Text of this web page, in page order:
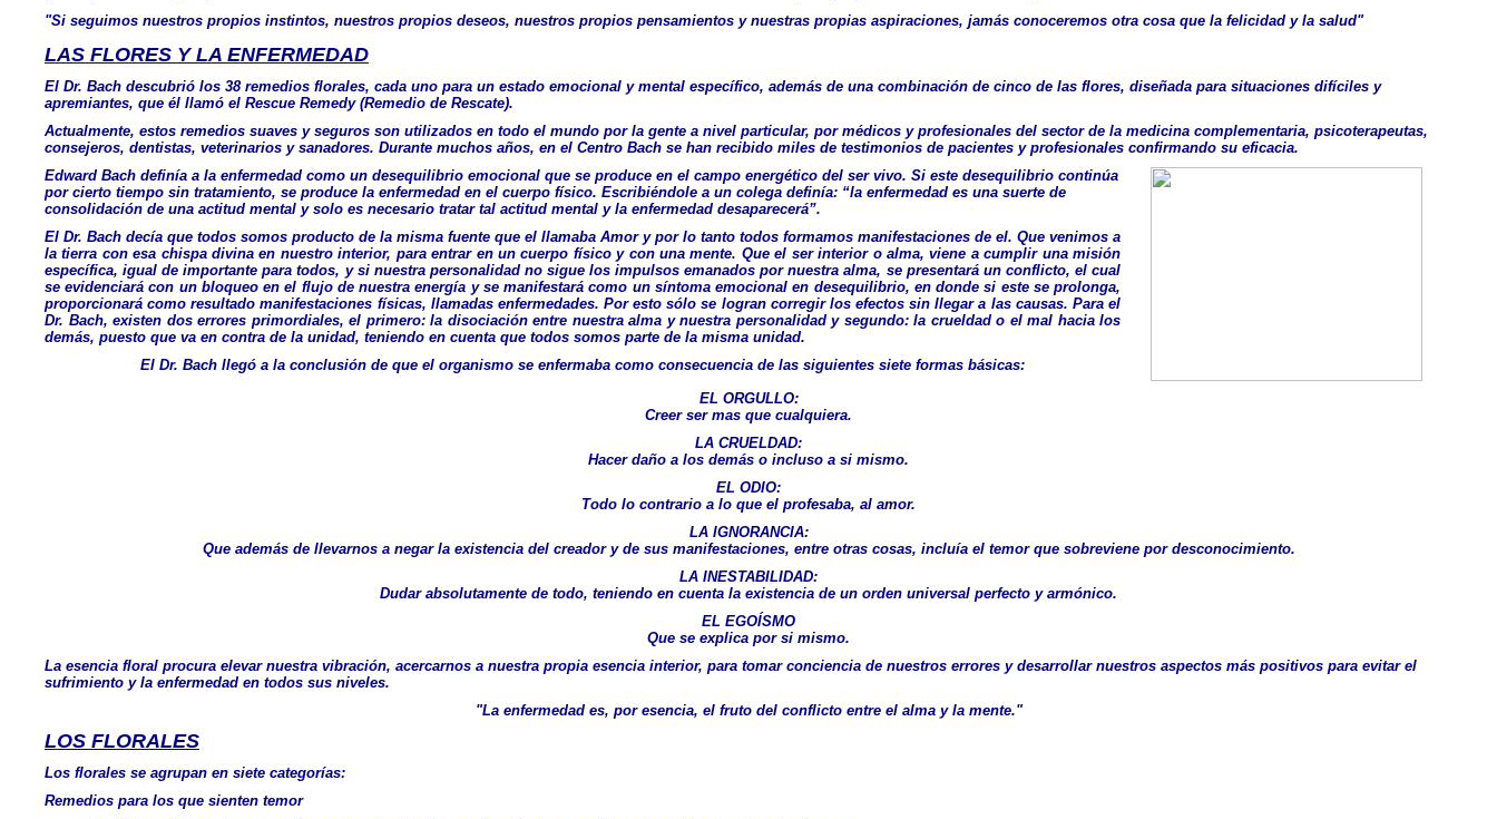
"Si seguimos nuestros propios instintos, nuestros propios deseos, nuestros propios pensamientos y nuestras propias aspiraciones, jamás conoceremos otra cosa que la felicidad y la salud"
LAS FLORES Y LA ENFERMEDAD
El Dr. Bach descubrió los 38 remedios florales, cada uno para un estado emocional y mental específico, además de una combinación de cinco de las flores, diseñada para situaciones difíciles y
apremiantes, que él llamó el Rescue Remedy (Remedio de Rescate).
Actualmente, estos remedios suaves y seguros son utilizados en todo el mundo por la gente a nivel particular, por médicos y profesionales del sector de la medicina complementaria, psicoterapeutas,
consejeros, dentistas, veterinarios y sanadores. Durante muchos años, en el Centro Bach se han recibido miles de testimonios de pacientes y profesionales confirmando su eficacia.
Edward Bach definía a la enfermedad como un desequilibrio emocional que se produce en el campo energético del ser vivo. Si este desequilibrio continúa
por cierto tiempo sin tratamiento, se produce la enfermedad en el cuerpo físico. Escribiéndole a un colega definía: “la enfermedad es una suerte de
consolidación de una actitud mental y solo es necesario tratar tal actitud mental y la enfermedad desaparecerá”.
El Dr. Bach decía que todos somos producto de la misma fuente que el llamaba Amor y por lo tanto todos formamos manifestaciones de el. Que venimos a
la tierra con esa chispa divina en nuestro interior, para entrar en un cuerpo físico y con una mente. Que el ser interior o alma, viene a cumplir una misión
específica, igual de importante para todos, y si nuestra personalidad no sigue los impulsos emanados por nuestra alma, se presentará un conflicto, el cual
se evidenciará con un bloqueo en el flujo de nuestra energía y se manifestará como un síntoma emocional en desequilibrio, en donde si este se prolonga,
proporcionará como resultado manifestaciones físicas, llamadas enfermedades. Por esto sólo se logran corregir los efectos sin llegar a las causas. Para el
Dr. Bach, existen dos errores primordiales, el primero: la disociación entre nuestra alma y nuestra personalidad y segundo: la crueldad o el mal hacia los
demás, puesto que va en contra de la unidad, teniendo en cuenta que todos somos parte de la misma unidad.
El Dr. Bach llegó a la conclusión de que el organismo se enfermaba como consecuencia de las siguientes siete formas básicas:
EL ORGULLO:
Creer ser mas que cualquiera.
LA CRUELDAD:
Hacer daño a los demás o incluso a si mismo.
EL ODIO:
Todo lo contrario a lo que el profesaba, al amor.
LA IGNORANCIA:
Que además de llevarnos a negar la existencia del creador y de sus manifestaciones, entre otras cosas, incluía el temor que sobreviene por desconocimiento.
LA INESTABILIDAD:
Dudar absolutamente de todo, teniendo en cuenta la existencia de un orden universal perfecto y armónico.
EL EGOÍSMO
Que se explica por si mismo.
La esencia floral procura elevar nuestra vibración, acercarnos a nuestra propia esencia interior, para tomar conciencia de nuestros errores y desarrollar nuestros aspectos más positivos para evitar el
sufrimiento y la enfermedad en todos sus niveles.
"La enfermedad es, por esencia, el fruto del conflicto entre el alma y la mente."
LOS FLORALES
Los florales se agrupan en siete categorías:
Remedios para los que sienten temor